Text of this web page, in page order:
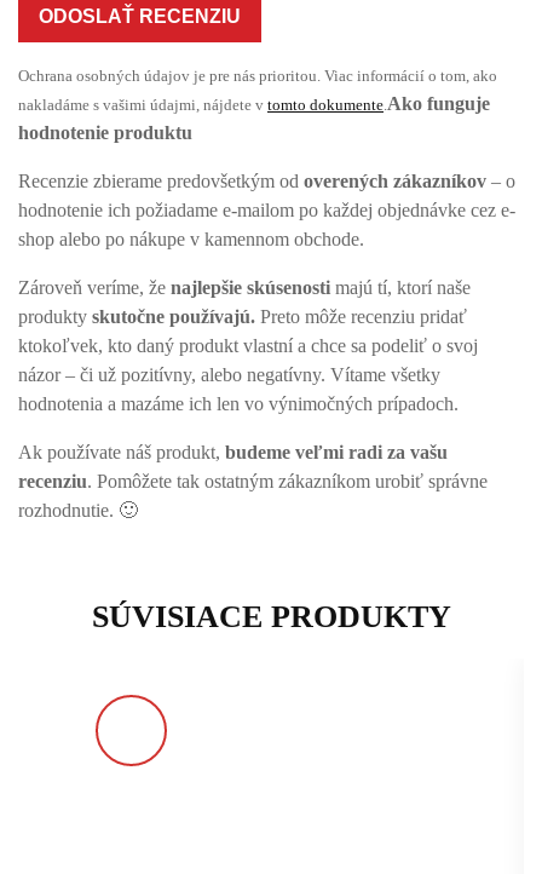
ODOSLAŤ RECENZIU
Ochrana osobných údajov je pre nás prioritou. Viac informácií o tom, ako
nakladáme s vašimi údajmi, nájdete v tomto dokumente.Ako funguje
hodnotenie produktu
Recenzie zbierame predovšetkým od overených zákazníkov – o
hodnotenie ich požiadame e-mailom po každej objednávke cez e-
shop alebo po nákupe v kamennom obchode.
Zároveň veríme, že najlepšie skúsenosti majú tí, ktorí naše
produkty skutočne používajú. Preto môže recenziu pridať
ktokoľvek, kto daný produkt vlastní a chce sa podeliť o svoj
názor – či už pozitívny, alebo negatívny. Vítame všetky
hodnotenia a mazáme ich len vo výnimočných prípadoch.
Ak používate náš produkt, budeme veľmi radi za vašu
recenziu. Pomôžete tak ostatným zákazníkom urobiť správne
rozhodnutie. 🙂
SÚVISIACE PRODUKTY